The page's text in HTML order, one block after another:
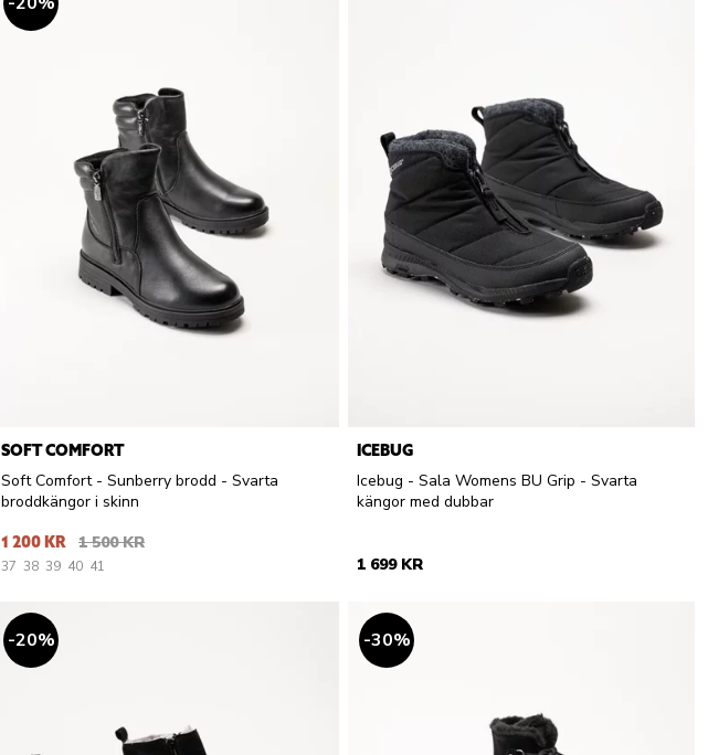
SOFT COMFORT
Soft Comfort - Sunberry brodd - Svarta
broddkängor i skinn
1 200 KR 1 500 KR
37 38 39 40 41
ICEBUG
Icebug - Sala Womens BU Grip - Svarta
kängor med dubbar
1 699 KR
20% 30%